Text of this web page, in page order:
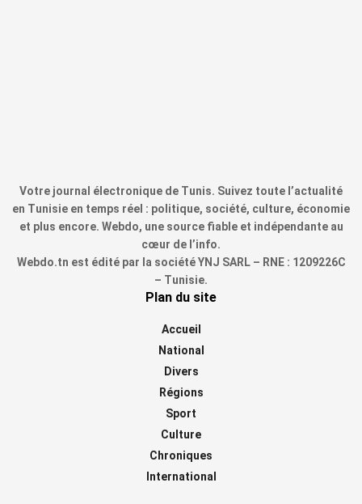
Votre journal électronique de Tunis. Suivez toute l’actualité
en Tunisie en temps réel : politique, société, culture, économie
et plus encore. Webdo, une source fiable et indépendante au
cœur de l’info.
Webdo.tn est édité par la société YNJ SARL – RNE : 1209226C
– Tunisie.
Plan du site
Accueil
National
Divers
Régions
Sport
Culture
Chroniques
International